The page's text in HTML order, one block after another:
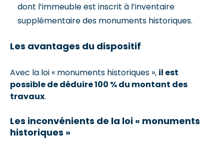
dont l’immeuble est inscrit à l’inventaire
supplémentaire des monuments historiques.
Les avantages du dispositif
Avec la loi « monuments historiques », il est
possible de déduire 100 % du montant des
travaux.
Les inconvénients de la loi « monuments
historiques »